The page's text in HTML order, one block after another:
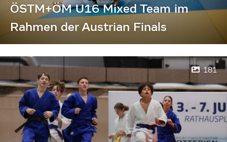
ÖSTM+ÖM U16 Mixed Team im
Rahmen der Austrian Finals
181